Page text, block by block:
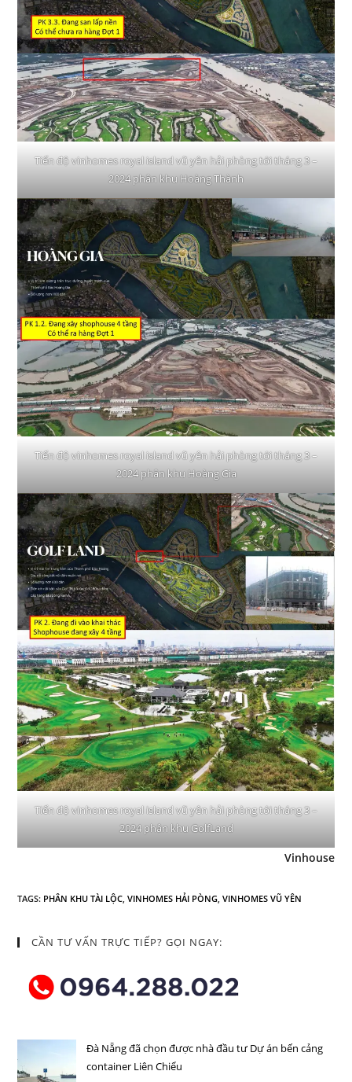
Tiến độ vinhomes royal island vũ yên hải phòng tới tháng 3 –
2024 phân khu Hoàng Thành
Tiến độ vinhomes royal island vũ yên hải phòng tới tháng 3 –
2024 phân khu Hoàng Gia
Tiến độ vinhomes royal island vũ yên hải phòng tới tháng 3 –
2024 phân khu GolfLand
Vinhouse
TAGS: PHÂN KHU TÀI LỘC VINHOMES HẢI PÒNG VINHOMES VŨ YÊN
CẦN TƯ VẤN TRỰC TIẾP? GỌI NGAY:
Đà Nẵng đã chọn được nhà đầu tư Dự án bến cảng
container Liên Chiểu